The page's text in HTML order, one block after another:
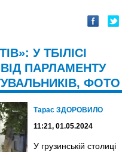
У ТБІЛІСІ
ПАРЛАМЕНТУ
ФОТО
Тарас ЗДОРОВИЛО
11:21, 01.05.2024
У грузинській столиці